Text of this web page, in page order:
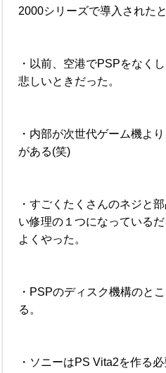
2000シリーズで導入された
・以前、空港でPSPをなくし
悲しいときだった。
・内部が次世代ゲーム機よ
がある(笑)
・すごくたくさんのネジと
い修理の１つになっているだ
よくやった。
・PSPのディスク機構のと
る。
・ソニーはPS Vita2を作る必